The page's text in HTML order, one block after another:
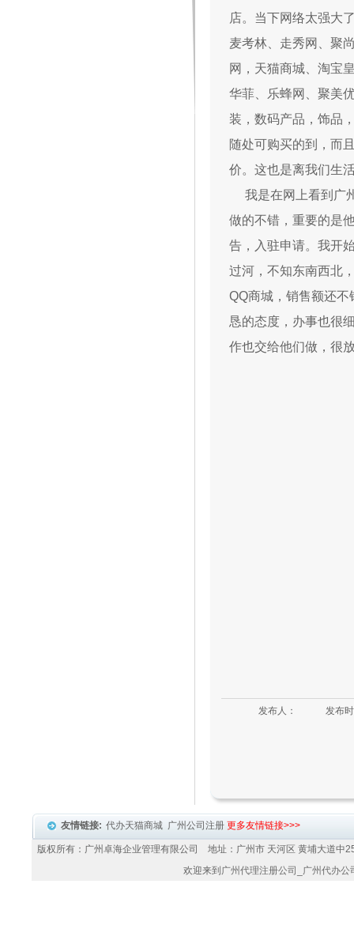
店。当下网络太强大
麦考林、走秀网、聚
网，天猫商城、淘宝
华菲、乐蜂网、聚美
装，数码产品，饰品
随处可购买的到，而
价。这也是离我们生
我是在网上看到广
做的不错，重要的是
告，入驻申请。我开
过河，不知东南西北
QQ商城，销售额还
恳的态度，办事也很
作也交给他们做，很
发布人： 发布
友情链接: 代办天猫商城 广州公司注册 更多友情链接>>>
版权所有：广州卓海企业管理有限公司 地址：广州市 天河区 黄埔大道
欢迎来到 广州代理注册公司 广州代办公